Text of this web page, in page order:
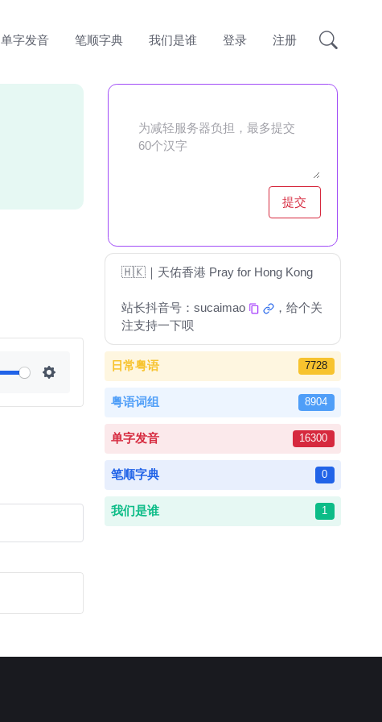
单字发音 笔顺字典 我们是谁 登录 注册
提交
🇭🇰｜天佑香港 Pray for Hong Kong
站长抖音号： sucaimao
，给个关
注支持一下呗
日常粤语 7728
粤语词组 8904
单字发音 16300
笔顺字典 0
我们是谁 1